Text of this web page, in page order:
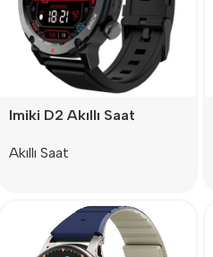
Imiki D2 Akıllı Saat
Akıllı Saat